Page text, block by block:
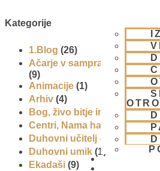
DONIRAJ
Kategorije
1.Blog (26)
Ačarje v sampradaji –
(9)
Animacije (1)
Arhiv (4)
Bog, živo bitje in narava(17)
Centri, Nama hatte in sange
Duhovni učitelj – Šrila
Duhovni umik (1)
Ekadaši (9)